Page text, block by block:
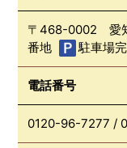
〒468-0002 愛
番地
駐車場
電話番号
0120-96-7277 /